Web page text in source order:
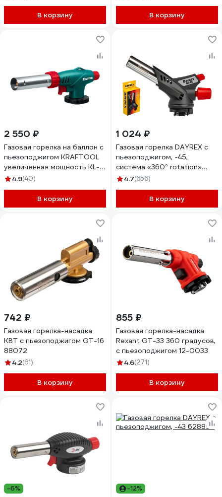
В корзину В корзину
2 550 ₽
Газовая горелка на баллон с
пьезоподжигом KRAFTOOL
увеличенная мощность KL-
700 55516
4.9(40)
В корзину
1 024 ₽
Газовая горелка DAYREX с
пьезоподжигом, -45,
система «360° rotation»
628939
4.7(656)
В корзину
742 ₽
Газовая горелка-насадка
КВТ с пьезоподжигом GT-16
88072
4.2(61)
В корзину
855 ₽
Газовая горелка-насадка
Rexant GT-33 360 градусов,
c пьезоподжигом 12-0033
4.6(271)
В корзину
-6% -12%